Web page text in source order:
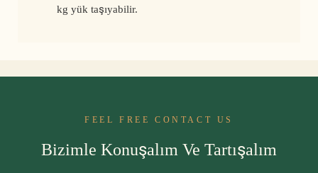
kg yük taşıyabilir.
FEEL FREE CONTACT US
Bizimle Konuşalım Ve Tartışalım